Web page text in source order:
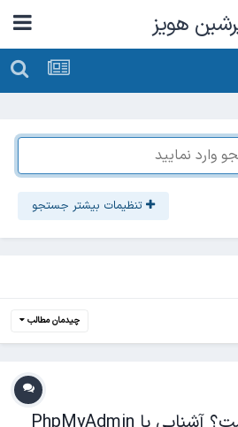
هویز
تنظیمات بیشتر جستجو
چیدمان مطالب